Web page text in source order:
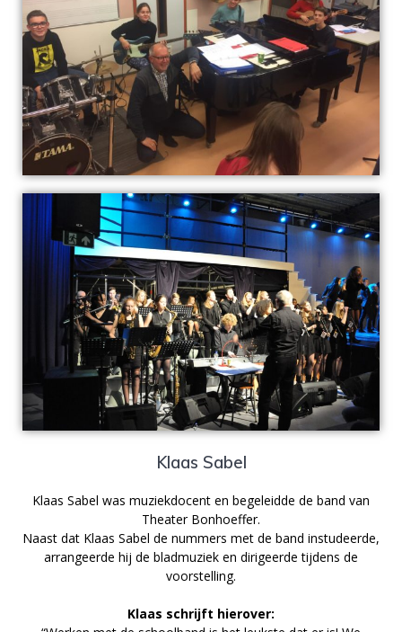
Klaas Sabel
Klaas Sabel was muziekdocent en begeleidde de band van
Theater Bonhoeffer.
Naast dat Klaas Sabel de nummers met de band instudeerde,
arrangeerde hij de bladmuziek en dirigeerde tijdens de
voorstelling.
Klaas schrijft hierover: